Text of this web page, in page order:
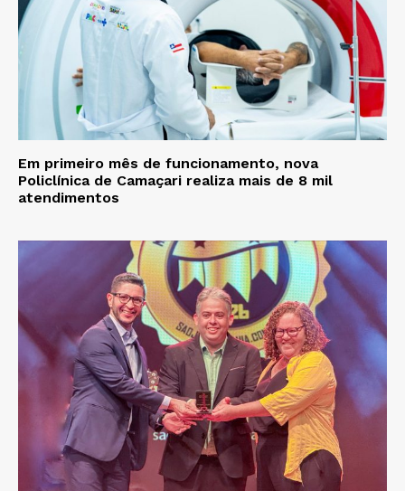
Em primeiro mês de funcionamento, nova
Policlínica de Camaçari realiza mais de 8 mil
atendimentos